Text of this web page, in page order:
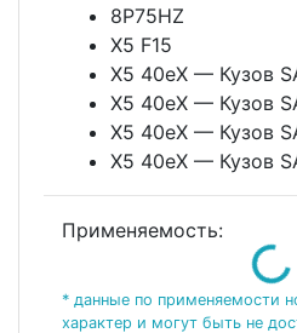
8P75HZ
X5 F15
X5 40eX — Кузов
X5 40eX — Кузов
X5 40eX — Кузов
X5 40eX — Кузов
Применяемость:
* данные по применяемости
характер и могут быть не